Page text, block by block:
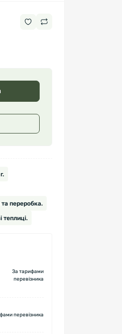
переробка.
теплиці.
За тарифами
перевізника
перевізника